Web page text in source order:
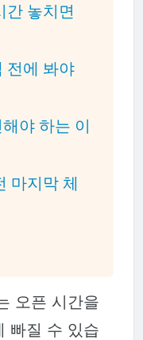
간 놓치면
전에 봐야
야 하는 이
마지막 체
오픈 시간을
빠질 수 있습